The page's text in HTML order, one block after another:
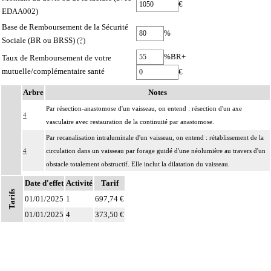
EDAA002)
€
Base de Remboursement de la Sécurité
Sociale (BR ou BRSS) (?)
%
Taux de Remboursement de votre
mutuelle/complémentaire santé
%BR+
€
Arbre Notes
4
Par résection-anastomose d'un vaisseau, on entend : résection d'un axe
vasculaire avec restauration de la continuité par anastomose.
4
Par recanalisation intraluminale d'un vaisseau, on entend : rétablissement de la
circulation dans un vaisseau par forage guidé d'une néolumière au travers d'un
obstacle totalement obstructif. Elle inclut la dilatation du vaisseau.
4
Par endoprothèse vasculaire, on entend : prothèse vasculaire non couverte,
posée par voie vasculaire transcutanée.
4
Tarifs
Date d'effet Activité
Tarif
01/01/2025 1
697,74 €
01/01/2025 4 373,50 €